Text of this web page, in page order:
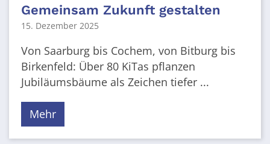
Gemeinsam Zukunft gestalten
15. Dezember 2025
Von Saarburg bis Cochem, von Bitburg bis
Birkenfeld: Über 80 KiTas pflanzen
Jubiläumsbäume als Zeichen tiefer ...
Mehr